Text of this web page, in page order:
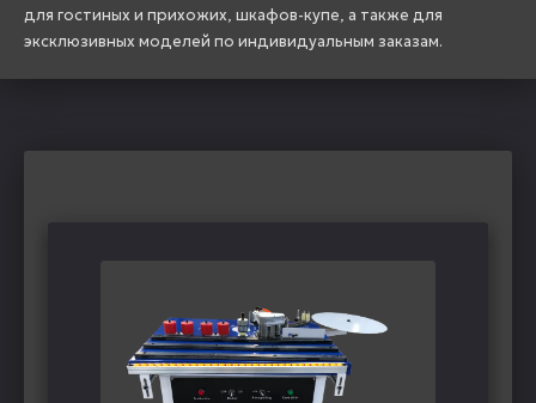
для гостиных и прихожих, шкафов-купе, а также для
эксклюзивных моделей по индивидуальным заказам.